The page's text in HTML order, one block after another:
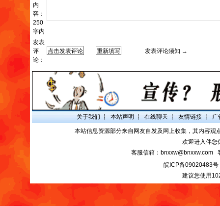
内
容：
250
字内
发表
评
论：
发表评论须知 →
关于我们 ┋ 本站声明 ┋ 在线聊天 ┋ 友情链接 ┋ 广
本站信息资源部分来自网友自发及网上收集，其内容
欢迎进入伴您
客服信箱：bnxxw@bnxxw.com
皖ICP备09020483号
建议您使用